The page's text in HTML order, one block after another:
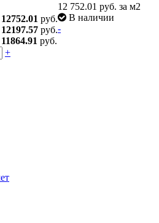
12752.01 руб.
12197.57 руб.
11864.91 руб.
12 752.01 руб. за м2
В наличии
-
+